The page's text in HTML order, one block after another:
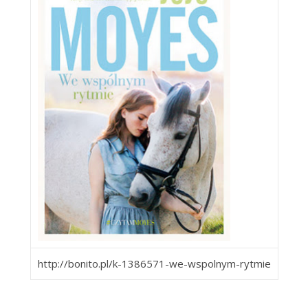
http://bonito.pl/k-1386571-we-wspolnym-rytmie